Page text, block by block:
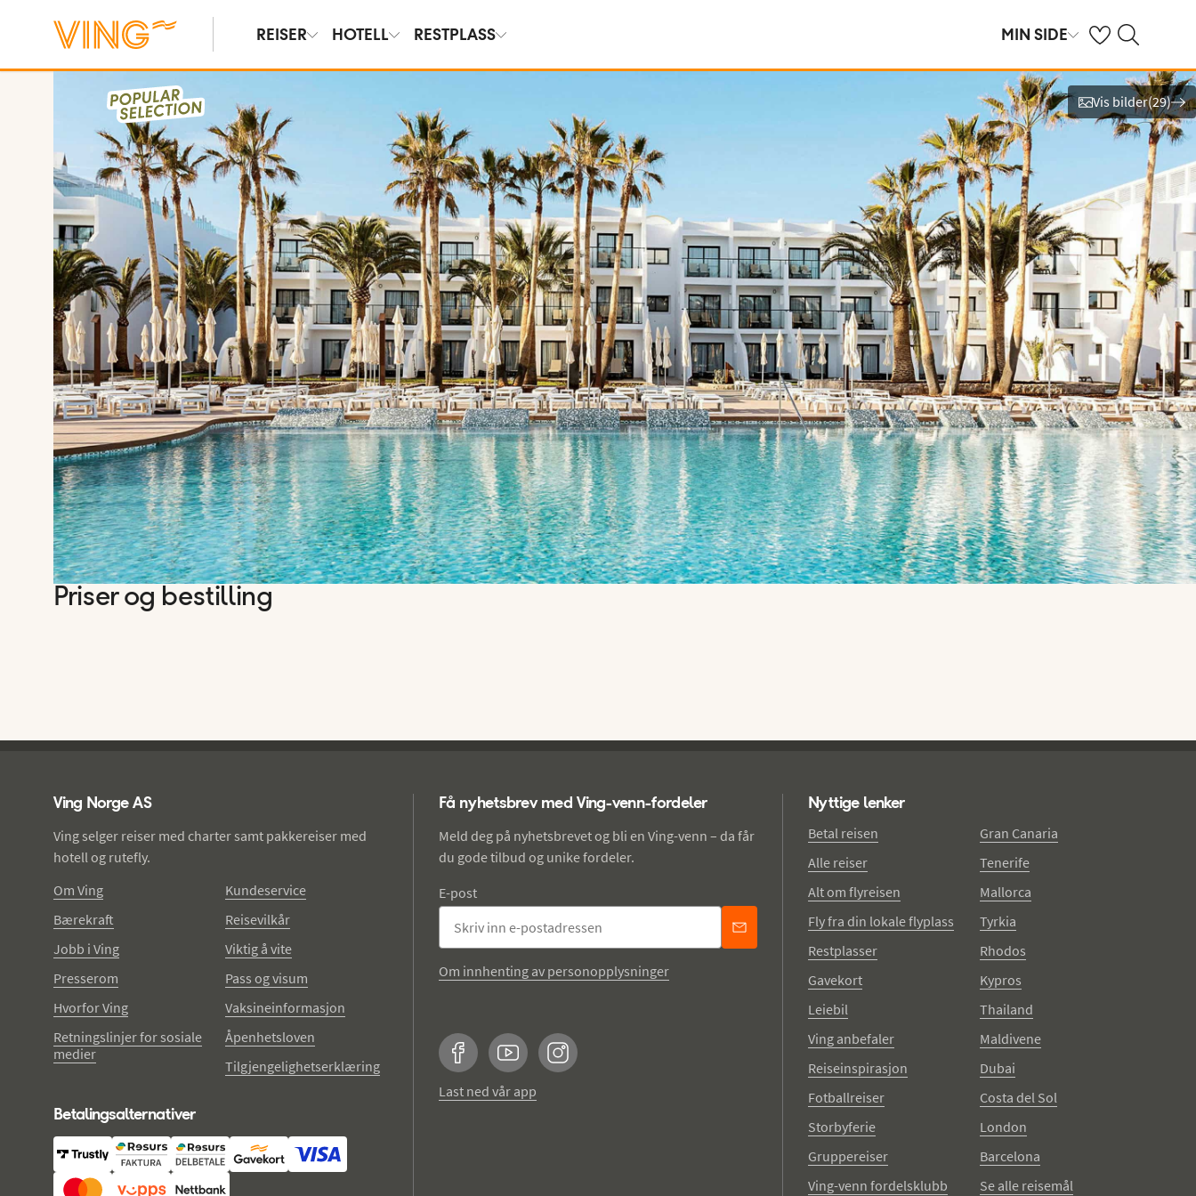
REISER HOTELL RESTPLASS MIN SIDE Se dine sparte
Søk på ving.no
Vis bilder
Vis bilder(29)
Priser og bestilling
Ving Norge AS
Ving selger reiser med charter samt pakkereiser med
hotell og rutefly.
Om Ving
Bærekraft
Jobb i Ving
Presserom
Hvorfor Ving
Retningslinjer for sosiale
medier
Kundeservice
Reisevilkår
Viktig å vite
Pass og visum
Vaksineinformasjon
Åpenhetsloven
Tilgjengelighetserklæring
Betalingsalternativer
Få nyhetsbrev med Ving-venn-fordeler
Meld deg på nyhetsbrevet og bli en Ving-venn – da får
du gode tilbud og unike fordeler.
E-post
Om innhenting av personopplysninger
FacebookYouTubeInstagram
Last ned vår app
Nyttige lenker
Betal reisen
Alle reiser
Alt om flyreisen
Fly fra din lokale flyplass
Restplasser
Gavekort
Leiebil
Ving anbefaler
Reiseinspirasjon
Fotballreiser
Storbyferie
Gruppereiser
Ving-venn fordelsklubb
Gran Canaria
Tenerife
Mallorca
Tyrkia
Rhodos
Kypros
Thailand
Maldivene
Dubai
Costa del Sol
London
Barcelona
Se alle reisemål